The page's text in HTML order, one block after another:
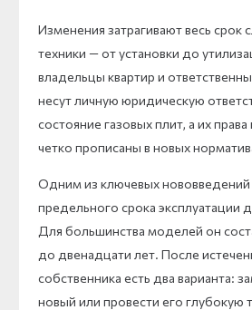
Изменения затрагивают весь срок
техники — от установки до
владельцы квартир и
несут личную юридическую
состояние газовых плит, а их
четко прописаны в новых
Одним из ключевых нововведений
предельного срока эксплуатации
Для большинства моделей он
до двенадцати лет. После
собственника есть два варианта:
новый или провести его глубокую